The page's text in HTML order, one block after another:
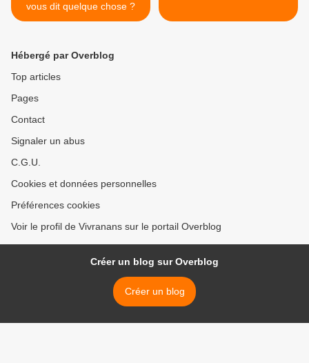
vous dit quelque chose ?
Hébergé par Overblog
Top articles
Pages
Contact
Signaler un abus
C.G.U.
Cookies et données personnelles
Préférences cookies
Voir le profil de Vivranans sur le portail Overblog
Créer un blog sur Overblog
Créer un blog